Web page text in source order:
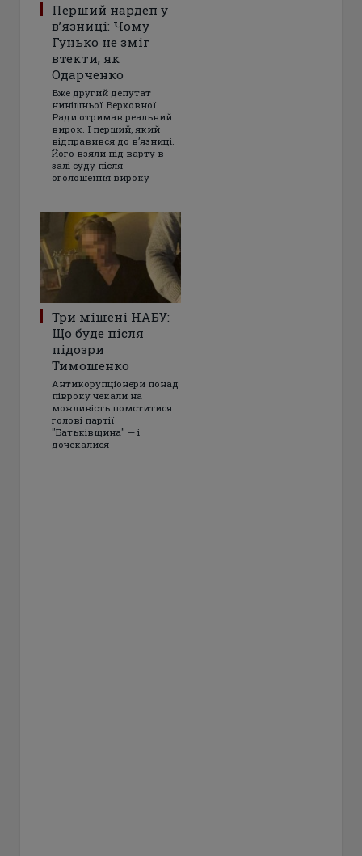
Перший нардеп у
в’язниці: Чому
Гунько не зміг
втекти, як
Одарченко
Вже другий депутат
нинішньої Верховної
Ради отримав реальний
вирок. І перший, який
відправився до в’язниці.
Його взяли під варту в
залі суду після
оголошення вироку
Три мішені НАБУ:
Що буде після
підозри
Тимошенко
Антикорупціонери понад
півроку чекали на
можливість помститися
голові партії
"Батьківщина" — і
дочекалися